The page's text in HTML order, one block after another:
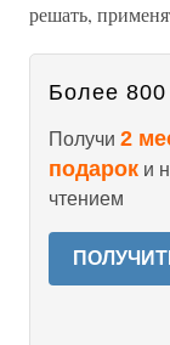
решать,
Более 800
Получи 2
подарок и
чтением